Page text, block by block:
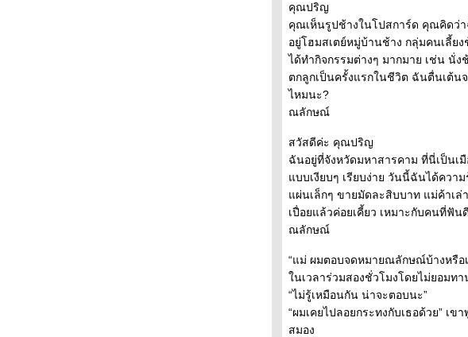
คุณปริญ
คุณเห็นรูปช้างในโปสการ์ด คุณคิดว่
อยู่โฮมสเตย์หมู่บ้านช้าง กลุ่มคนเลี้ย
ได้ทำกิจกรรมต่างๆ มากมาย เช่น นั่
ตกลูกเป็นครั้งแรกในชีวิต ฉันตื่นเต้น
ไหมนะ?
ณลักษณ์
สวัสดีค่ะ คุณปริญ
ฉันอยู่ที่จังหวัดมหาสารคาม ที่นี่เป็นเ
บบเงียบๆ เรียบง่าย วันนี้ฉันได้ควา
ผ่นเล็กๆ ขายมัดละสิบบาท แม่ค้าเล่า
เปื่อยแล้วค่อยเคี้ยว เหมาะกับคนที่ฟั
ณลักษณ์
“แม่ ผมตอบจดหมายณลักษณ์บ้างหรือ
นเวลาร่วมสองชั่วโมงโดยไม่ยอมทา
“ไม่รู้เหมือนกัน น่าจะตอบนะ”
“ผมเคยไปลอยกระทงกับเธอด้วย” เ
สมอง